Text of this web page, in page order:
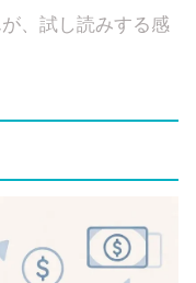
、試し読みする感